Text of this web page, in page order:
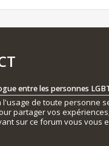
entre les personnes
l'usage de toute personne
partager vos
sur ce forum vous vous